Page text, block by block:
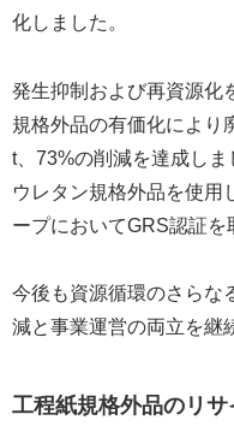
化しました。
発生抑制および再資源化
規格外品の有価化により
t、73%の削減を達成し
ウレタン規格外品を使用
ープにおいてGRS認証を
今後も資源循環のさらな
減と事業運営の両立を継
工程紙規格外品のリサ